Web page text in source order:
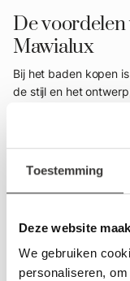
Toestemming
Deze website
We gebruiken
personaliseren,
De
Mawialux
Bij het baden kopen
de stijl en het
baden die zijn
ontworpen om een
minimalistische
assortiment biedt
persoonlijke smaak
Vrijstaande baden
maar ook een
Deze baden staan